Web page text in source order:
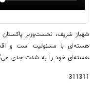
شهباز شریف، نخست‌وزیر
هسته‌ای با مسئولیت است و
هسته‌ای خود را به شدت جدی
311311